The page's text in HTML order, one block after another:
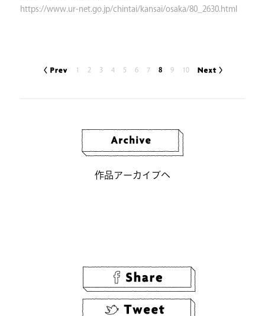
https://www.ur-net.go.jp/chintai/kansai/osaka/80_2630.html
1 2 3 4 5 6 7 8 9 10
作品アーカイブへ